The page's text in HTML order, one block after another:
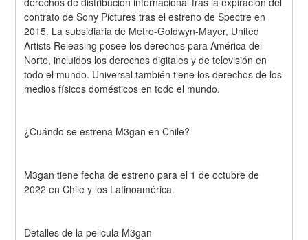
contrato de Sony Pictures tras el estreno de Spectre en
2015. La subsidiaria de Metro-Goldwyn-Mayer, United
Artists Releasing posee los derechos para América del
Norte, incluidos los derechos digitales y de televisión en
todo el mundo. Universal también tiene los derechos de los
medios físicos domésticos en todo el mundo.
¿Cuándo se estrena M3gan en Chile?
M3gan tiene fecha de estreno para el 1 de octubre de
2022 en Chile y los Latinoamérica.
Detalles de la pelicula M3gan